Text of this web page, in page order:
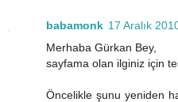
babamonk 17 Aralık
Merhaba Gürkan Bey,
sayfama olan ilginiz için
Öncelikle şunu yeniden